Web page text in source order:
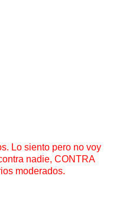
Lo siento pero no voy
nadie, CONTRA
moderados.